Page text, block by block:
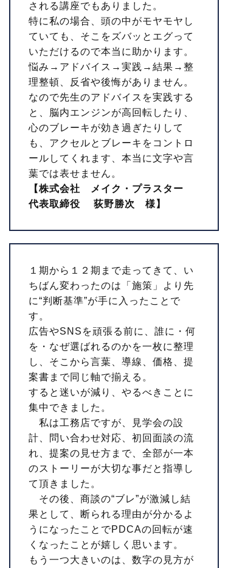
される講座でもありました。
特に私の場合、頭の中がモヤモヤし
ていても、そこをズバッとエグって
いただけるので本当に助かります。
悩み→アドバイス→実践→結果→整
理整頓、反省や後悔がありません。
なので先生のアドバイスを実践する
と、脳内エンジンが高回転したり、
心のブレーキが効き過ぎたりして
も、アクセルとブレーキをコントロ
ールしてくれます、本当に文字や言
葉では表せません。
【株式会社 メイク・プラスター
代表取締役 荻野勝次 様】
１期から１２期まで走ってきて、い
ちばん変わったのは「施策」より先
に“判断基準”が手に入ったことで
す。
広告やSNSを頑張る前に、誰に・何
を・なぜ選ばれるのかを一枚に整理
し、そこから言葉、導線、価格、提
案書まで同じ軸で揃える。
すると迷いが減り、やるべきことに
集中できました。
私は工務店ですが、見学会の設
計、問い合わせ対応、初回面談の流
れ、提案の見せ方まで、全部が一本
のストーリーが大切な事だと指導し
て頂きました。
その後、商談の“ブレ”が激減し結
果として、断られる理由が分かるよ
うになったことでPDCAの回転が速
くなったことが嬉しく思います。
もう一つ大きいのは、数字の見方が